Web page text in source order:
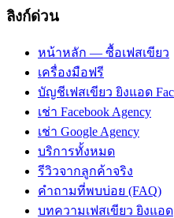
ลิงก์ด่วน
หน้าหลัก — ซื้อเฟสเขียว
เครื่องมือฟรี
บัญชีเฟสเขียว ยิงแอด
เช่า Facebook Agency
เช่า Google Agency
บริการทั้งหมด
รีวิวจากลูกค้าจริง
คำถามที่พบบ่อย (FAQ)
บทความเฟสเขียว ยิงแอด